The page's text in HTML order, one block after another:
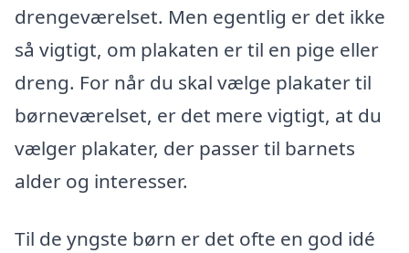
drengeværelset. Men egentlig er det ikke
så vigtigt, om plakaten er til en pige eller
dreng. For når du skal vælge plakater til
børneværelset, er det mere vigtigt, at du
vælger plakater, der passer til barnets
alder og interesser.
Til de yngste børn er det ofte en god idé